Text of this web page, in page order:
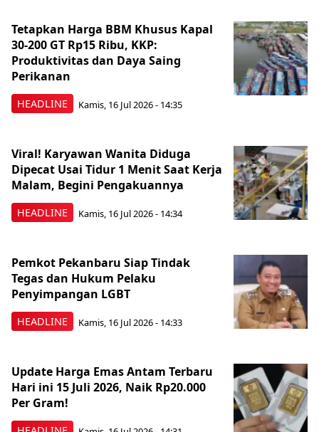
HEADLINE
Tetapkan Harga BBM Khusus Kapal
30-200 GT Rp15 Ribu, KKP:
Produktivitas dan Daya Saing
Perikanan
Kamis, 16 Jul 2026 - 14:35
HEADLINE
Viral! Karyawan Wanita Diduga
Dipecat Usai Tidur 1 Menit Saat Kerja
Malam, Begini Pengakuannya
Kamis, 16 Jul 2026 - 14:34
HEADLINE
Pemkot Pekanbaru Siap Tindak
Tegas dan Hukum Pelaku
Penyimpangan LGBT
Kamis, 16 Jul 2026 - 14:33
Update Harga Emas Antam Terbaru
Hari ini 15 Juli 2026, Naik Rp20.000
Per Gram!